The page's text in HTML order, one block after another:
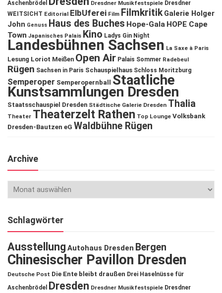
Aschenbrödel Dresdner Musikfestspiele Dresdner
WEITSICHT Editorial ElbUferei Film Filmkritik Galerie Holger
John Genuss Haus des Buches Hope-Gala HOPE Cape
Town Japanisches Palais Kino Ladys Gin Night
Landesbühnen Sachsen La Saxe à Paris
Lesung Loriot Meißen Open Air Palais Sommer Radebeul
Rügen Sachsen in Paris Schauspielhaus Schloss Moritzburg
Semperoper Semperopernball Staatliche
Kunstsammlungen Dresden
Staatsschauspiel Dresden Städtische Galerie Dresden Thalia
Theater Theaterzelt Rathen Top Lounge Volksbank
Dresden-Bautzen eG Waldbühne Rügen
Archive
Schlagwörter
Ausstellung Autohaus Dresden Bergen
Chinesischer Pavillon Dresden
Deutsche Post Die Ente bleibt draußen Drei Haselnüsse für
Aschenbrödel
Dresden Dresdner Musikfestspiele Dresdner